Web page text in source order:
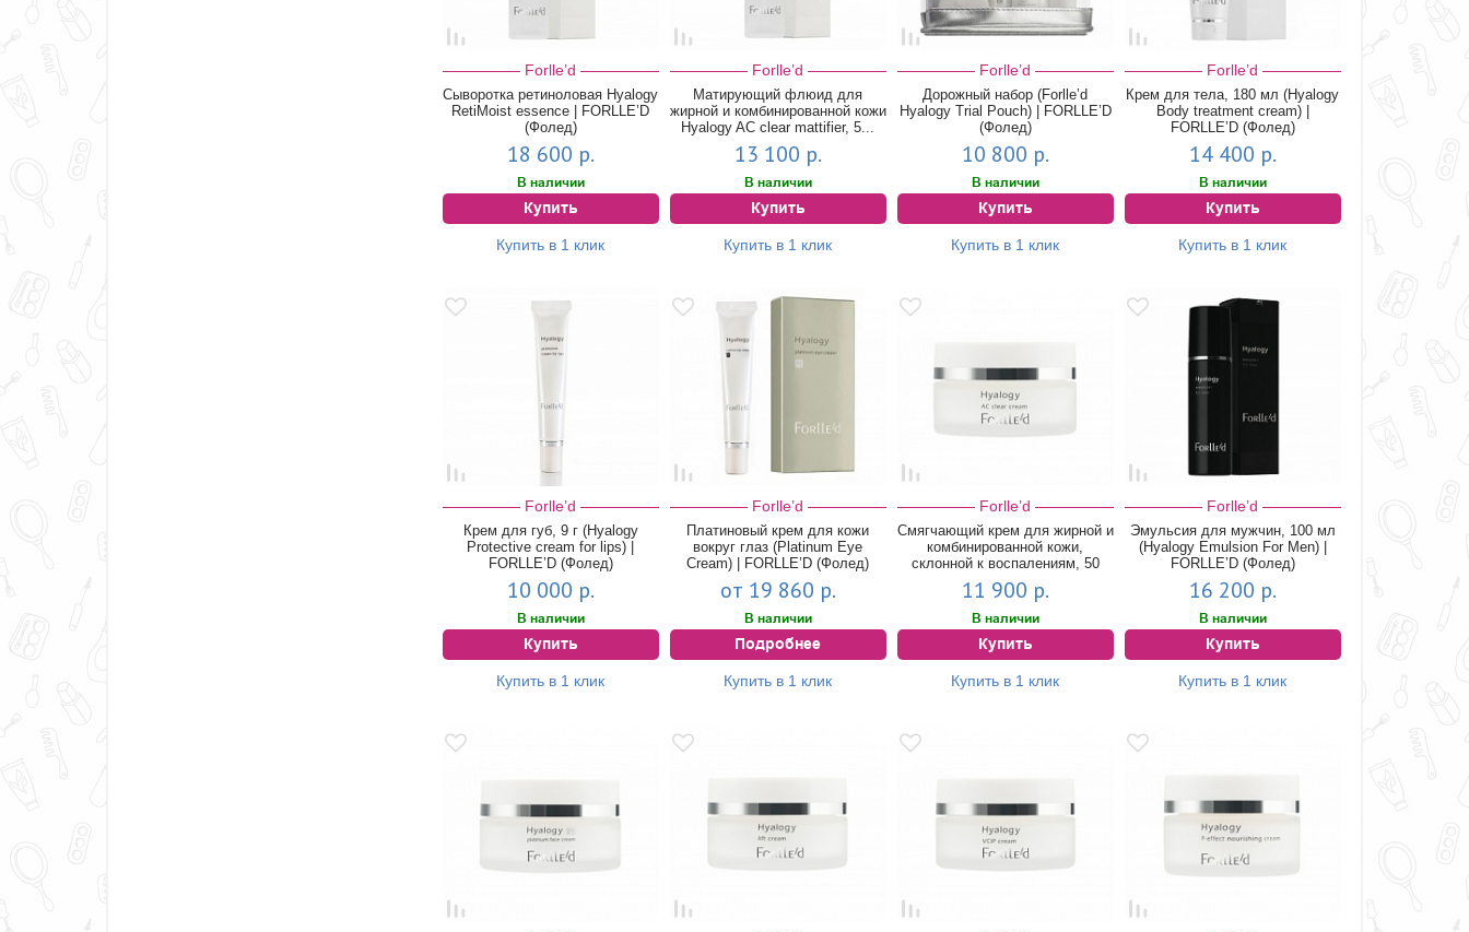
Forlle’d
Сыворотка ретиноловая Hyalogy
RetiMoist essence | FORLLE’D
(Фолед)
18 600 р.
В наличии
Купить
Купить в 1 клик
Forlle’d
Матирующий флюид для
жирной и комбинированной кожи
Hyalogy AC clear mattifier, 5...
13 100 р.
В наличии
Купить
Купить в 1 клик
Forlle’d
Дорожный набор (Forlle’d
Hyalogy Trial Pouch) | FORLLE’D
(Фолед)
10 800 р.
В наличии
Купить
Купить в 1 клик
Forlle’d
Крем для тела, 180 мл (Hyalogy
Body treatment cream) |
FORLLE’D (Фолед)
14 400 р.
В наличии
Купить
Купить в 1 клик
Forlle’d
Крем для губ, 9 г (Hyalogy
Protective cream for lips) |
FORLLE’D (Фолед)
10 000 р.
В наличии
Купить
Купить в 1 клик
Forlle’d
Платиновый крем для кожи
вокруг глаз (Platinum Eye
Cream) | FORLLE’D (Фолед)
от 19 860 р.
В наличии
Подробнее
Купить в 1 клик
Forlle’d
Смягчающий крем для жирной и
комбинированной кожи,
склонной к воспалениям, 50
мл...
11 900 р.
В наличии
Купить
Купить в 1 клик
Forlle’d
Эмульсия для мужчин, 100 мл
(Hyalogy Emulsion For Men) |
FORLLE’D (Фолед)
16 200 р.
В наличии
Купить
Купить в 1 клик